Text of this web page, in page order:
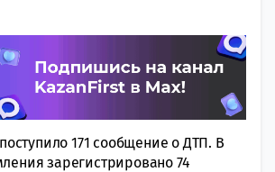
171 сообщение о ДТП. В
зарегистрировано 74